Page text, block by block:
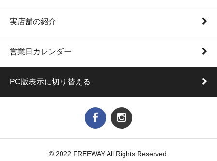
実店舗の紹介
営業日カレンダー
PC版表示に切り替える
© 2022 FREEWAY All Rights Reserved.